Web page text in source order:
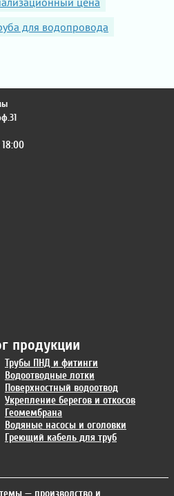
для водопровода
продукции
Трубы ПНД и фитинги
Водоотводные лотки
Поверхностный водоотвод
Укрепление берегов и откосов
Геомембрана
Водяные насосы и оголовки
Греющий кабель для труб
— производство и